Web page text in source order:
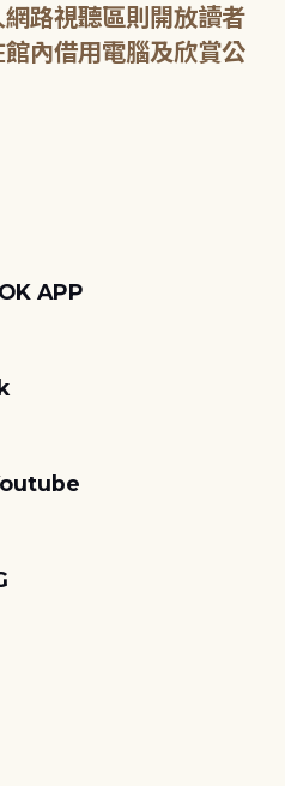
路視聽區則開放讀者
內借用電腦及欣賞公
APP